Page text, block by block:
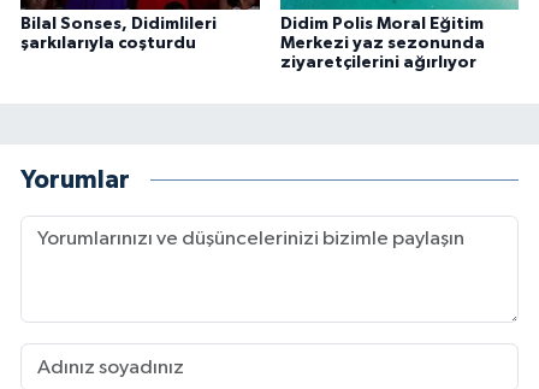
Bilal Sonses, Didimlileri
şarkılarıyla coşturdu
Didim Polis Moral Eğitim
Merkezi yaz sezonunda
ziyaretçilerini ağırlıyor
Yorumlar